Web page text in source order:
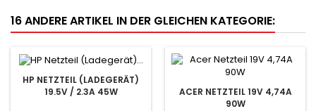
16 ANDERE ARTIKEL IN DER GLEICHEN KATEGORIE:
HP NETZTEIL (LADEGERÄT)
19.5V / 2.3A 45W
ACER NETZTEIL 19V 4,74A
90W